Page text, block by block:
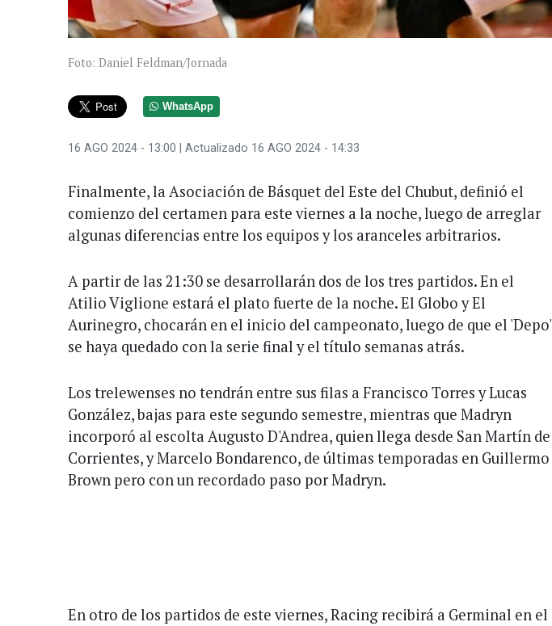
Foto: Daniel Feldman/Jornada
WhatsApp
16 AGO 2024 - 13:00 | Actualizado 16 AGO 2024 - 14:33
Finalmente, la Asociación de Básquet del Este del Chubut, definió el
comienzo del certamen para este viernes a la noche, luego de arreglar
algunas diferencias entre los equipos y los aranceles arbitrarios.
A partir de las 21:30 se desarrollarán dos de los tres partidos. En el
Atilio Viglione estará el plato fuerte de la noche. El Globo y El
Aurinegro, chocarán en el inicio del campeonato, luego de que el 'Depo'
se haya quedado con la serie final y el título semanas atrás.
Los trelewenses no tendrán entre sus filas a Francisco Torres y Lucas
González, bajas para este segundo semestre, mientras que Madryn
incorporó al escolta Augusto D'Andrea, quien llega desde San Martín de
Corrientes, y Marcelo Bondarenco, de últimas temporadas en Guillermo
Brown pero con un recordado paso por Madryn.
En otro de los partidos de este viernes, Racing recibirá a Germinal en el